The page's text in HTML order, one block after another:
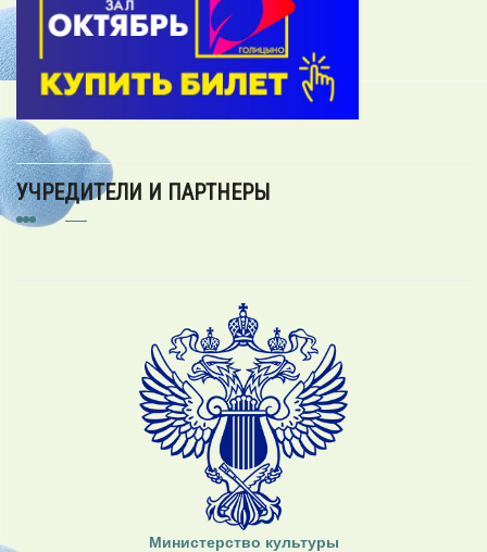
УЧРЕДИТЕЛИ И ПАРТНЕРЫ
Министерство культуры